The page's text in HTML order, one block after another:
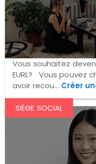
Vous souhaitez
EURL? Vous pouvez
avoir recou... Créer
SIÈGE SOCIAL